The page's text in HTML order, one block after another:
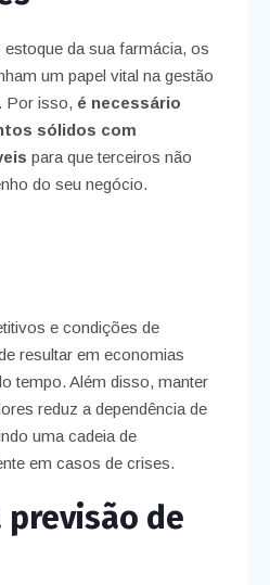
da sua farmácia, os
um papel vital na gestão
Por isso, é necessário
sólidos com
para que terceiros não
do seu negócio.
e condições de
resultar em economias
tempo. Além disso, manter
reduz a dependência de
uma cadeia de
em casos de crises.
previsão de